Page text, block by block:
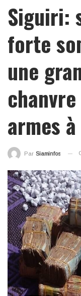
Siguiri:
forte
une
armes
Par Siaminfos